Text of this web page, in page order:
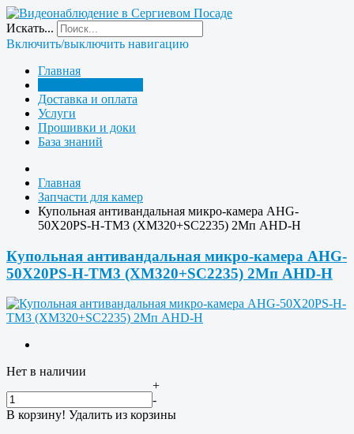
Искать...
Включить/выключить навигацию
Главная
Доставка и оплата
Услуги
Прошивки и доки
База знаний
Главная
Запчасти для камер
Купольная антивандальная микро-камера AHG-
50X20PS-H-TM3 (XM320+SC2235) 2Мп AHD-H
Купольная антивандальная микро-камера AHG-
50X20PS-H-TM3 (XM320+SC2235) 2Мп AHD-H
Нет в наличии
+
-
В корзину! Удалить из корзины